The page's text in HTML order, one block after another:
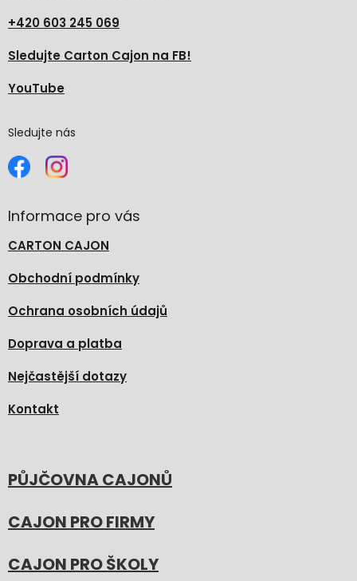
+420 603 245 069
Sledujte Carton Cajon na FB!
YouTube
Sledujte nás
Informace pro vás
CARTON CAJON
Obchodní podmínky
Ochrana osobních údajů
Doprava a platba
Nejčastější dotazy
Kontakt
PŮJČOVNA CAJONŮ
CAJON PRO FIRMY
CAJON PRO ŠKOLY